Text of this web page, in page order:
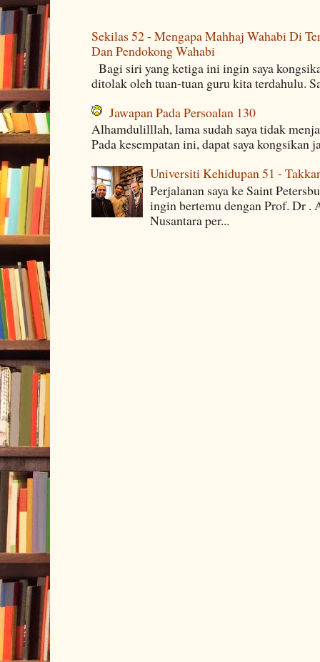
Sekilas 52 - Mengapa Mahhaj Wahabi Di
Dan Pendokong Wahabi
Bagi siri yang ketiga ini ingin saya
ditolak oleh tuan-tuan guru kita terdahulu.
Jawapan Pada Persoalan 130
Alhamdulilllah, lama sudah saya tidak
Pada kesempatan ini, dapat saya kongsikan
Universiti Kehidupan 51 -
Perjalanan saya ke Saint
ingin bertemu dengan Prof. Dr
Nusantara per...